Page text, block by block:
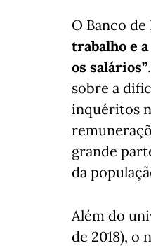
O Banco
trabalho e
os salários”
sobre a
inquéritos
grande
da
Além do
de 2018), o